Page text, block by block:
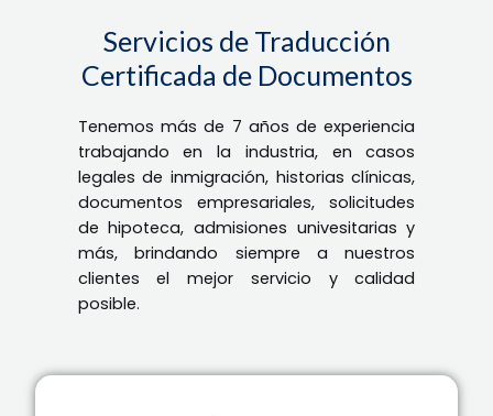
Servicios de Traducción
Certificada de Documentos
Tenemos más de 7 años de experiencia
trabajando en la industria, en casos
legales de inmigración, historias clínicas,
documentos empresariales, solicitudes
de hipoteca, admisiones univesitarias y
más, brindando siempre a nuestros
clientes el mejor servicio y calidad
posible.